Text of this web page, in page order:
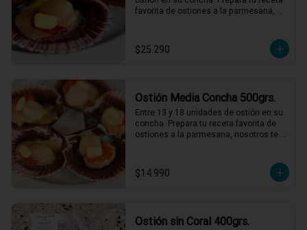
favorita de ostiones a la parmesana,
$25.290
Ostión Media Concha 500grs.
Entre 13 y 18 unidades de ostión en su
concha. Prepara tu receta favorita de
ostiones a la parmesana, nosotros te
$14.990
Ostión sin Coral 400grs.